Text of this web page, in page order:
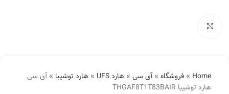
Home
» فروشگاه »آی سی » هارد UFS » هارد توشیبا »آی سی
هارد توشیبا THGAF8T1T83BAIR